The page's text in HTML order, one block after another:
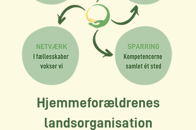
Hjemmeforældrenes
landsorganisation